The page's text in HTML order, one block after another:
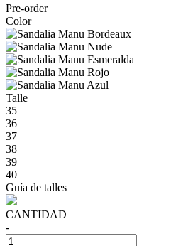
Pre-order
Color
Talle
35
36
37
38
39
40
Guía de talles
CANTIDAD
-